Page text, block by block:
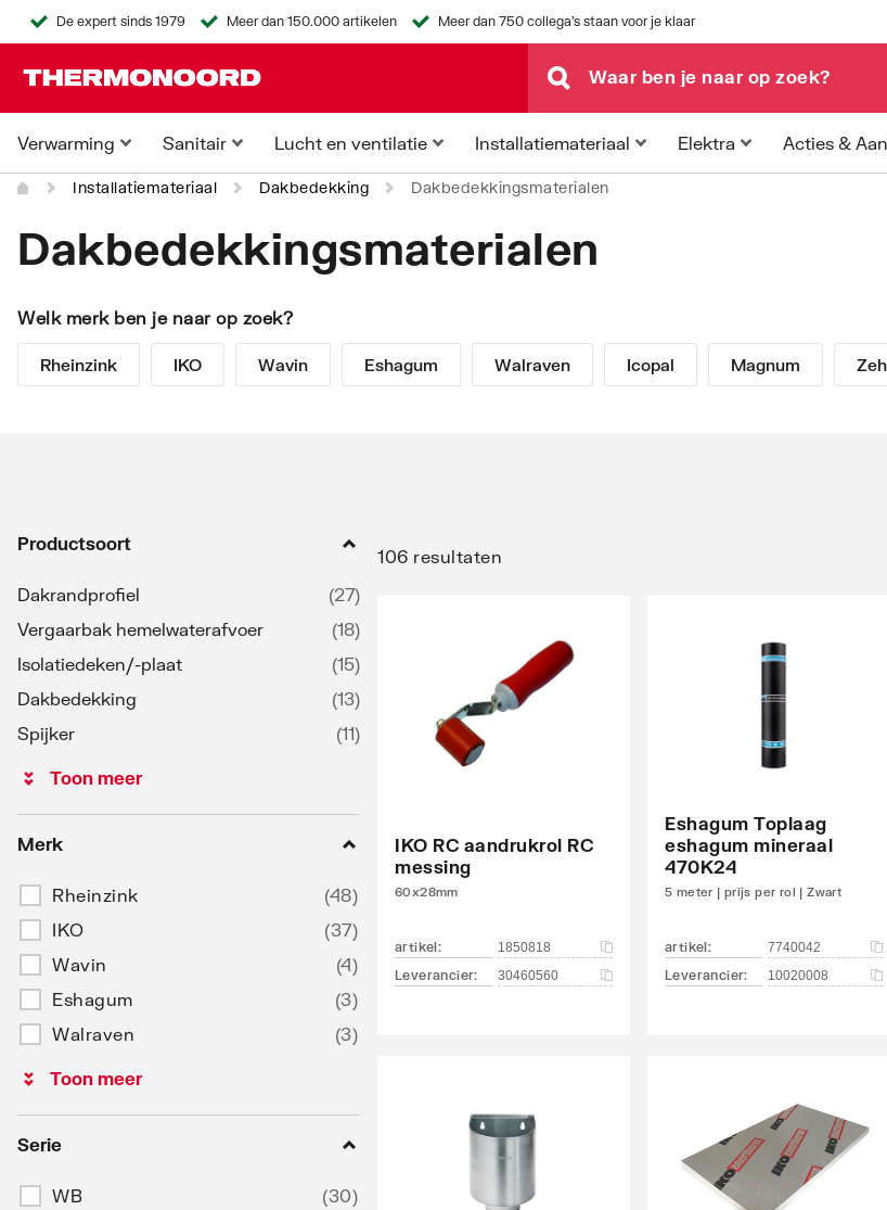
De expert sinds 1979 Meer dan 150.000 artikelen Meer dan 750 collega's staan voor je klaar
Verwarming Sanitair Lucht en ventilatie Installatiemateriaal Elektra Acties &
Installatiemateriaal Dakbedekking Dakbedekkingsmaterialen
Dakbedekkingsmaterialen
Welk merk ben je naar op zoek?
Rheinzink IKO Wavin Eshagum Walraven Icopal Magnum
Productsoort
Dakrandprofiel (27)
Vergaarbak hemelwaterafvoer
(18)
Isolatiedeken/-plaat
(15)
Dakbedekking
(13)
Spijker
(11)
Toon meer
Merk
Rheinzink (48)
IKO
(37)
Wavin
(4)
Eshagum
(3)
Walraven
(3)
Toon meer
Serie
WB (30)
106 resultaten
IKO RC aandrukrol RC
messing
60x28mm
artikel: 1850818
Leverancier: 30460560
Eshagum Toplaag
eshagum mineraal
470K24
5 meter | prijs per rol | Zwart
artikel: 7740042
Leverancier: 10020008